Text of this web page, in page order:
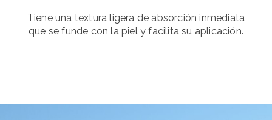
Tiene una textura ligera de absorción inmediata
que se funde con la piel y facilita su aplicación.